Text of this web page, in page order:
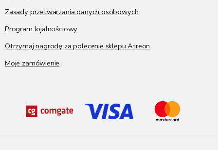
Zasady przetwarzania danych osobowych
Program lojalnościowy
Otrzymaj nagrodę za polecenie sklepu Atreon
Moje zamówienie